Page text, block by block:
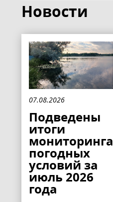
Новости
07.08.2026
Подведены
итоги
мониторинга
погодных
условий за
июль 2026
года